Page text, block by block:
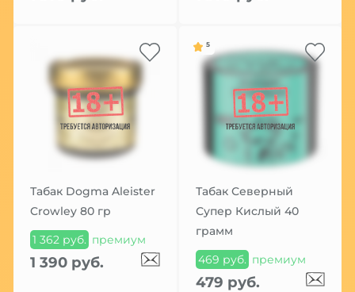
Табак Dogma Aleister
Crowley 80 гр
1 362 руб. премиум
1 390 руб.
5
Табак Северный
Супер Кислый 40
грамм
469 руб. премиум
479 руб.